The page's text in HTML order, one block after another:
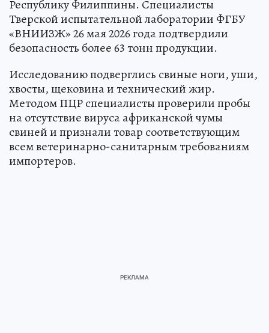
Республику Филиппины. Специалисты
Тверской испытательной лаборатории ФГБУ
«ВНИИЗЖ» 26 мая 2026 года подтвердили
безопасность более 63 тонн продукции.
Исследованию подверглись свиные ноги, уши,
хвосты, щековина и технический жир.
Методом ПЦР специалисты проверили пробы
на отсутствие вируса африканской чумы
свиней и признали товар соответствующим
всем ветеринарно-санитарным требованиям
импортеров.